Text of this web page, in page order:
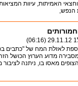
האמיתות, עיוות
הנפש,
29.11.12 (06:16)
מדוע הערוץ הכושל
מאסו בו, ניתנה לציבור